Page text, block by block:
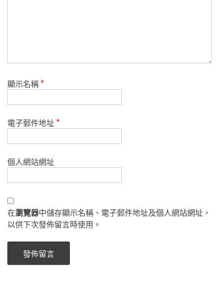
顯示名稱*
電子郵件地址*
個人網站網址
在瀏覽器中儲存顯示名稱、電子郵件地址及個人網站網址，
以供下次發佈留言時使用。